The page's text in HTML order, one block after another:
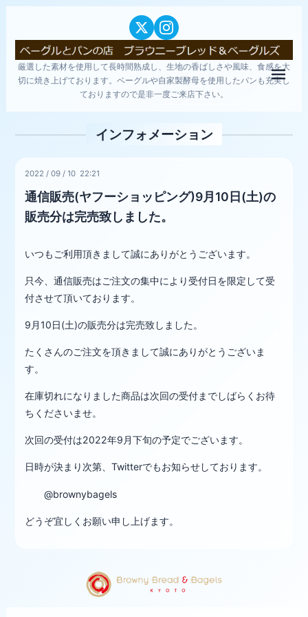
厳選した素材を使用して長時間熟成し、生地の香ばしさや風味、食感を大
切に焼き上げております。ベーグルや自家製酵母を使用したパンも充実し
ておりますので是非一度ご来店下さい。
メ
インフォメーション
2022 /09 /10 22:21
通信販売(ヤフーショッピング)9月10日(土)の
販売分は完売致しました。
いつもご利用頂きまして誠にありがとうございます。
只今、通信販売はご注文の集中により受付日を限定して受
付させて頂いております。
9月10日(土)の販売分は完売致しました。
たくさんのご注文を頂きまして誠にありがとうございま
す。
在庫切れになりました商品は次回の受付までしばらくお待
ちくださいませ。
次回の受付は2022年9月下旬の予定でございます。
日時が決まり次第、Twitterでもお知らせしております。
@brownybagels
どうぞ宜しくお願い申し上げます。